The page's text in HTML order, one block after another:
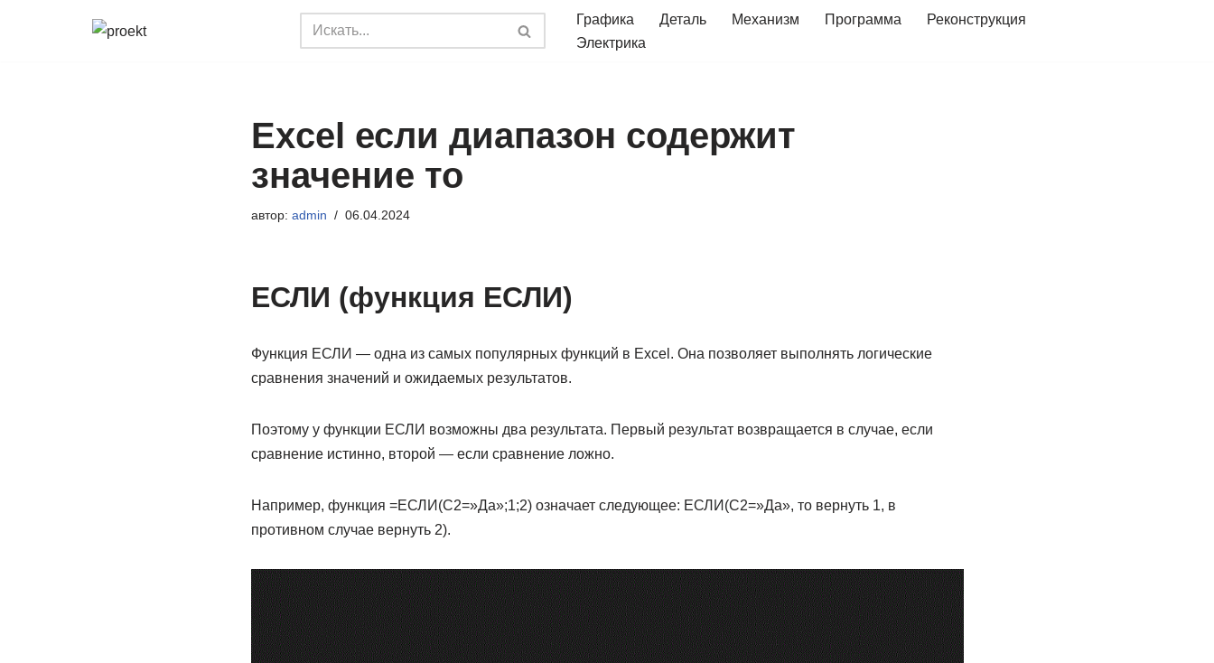
Графика Деталь Механизм Программа
Реконструкция
Электрика
Excel если диапазон содержит
значение то
автор: admin 06.04.2024
ЕСЛИ (функция ЕСЛИ)
Функция ЕСЛИ — одна из самых популярных функций в Excel. Она позволяет выполнять логические
сравнения значений и ожидаемых результатов.
Поэтому у функции ЕСЛИ возможны два результата. Первый результат возвращается в случае, если
сравнение истинно, второй — если сравнение ложно.
Например, функция =ЕСЛИ(C2=»Да»;1;2) означает следующее: ЕСЛИ(С2=»Да», то вернуть 1, в
противном случае вернуть 2).